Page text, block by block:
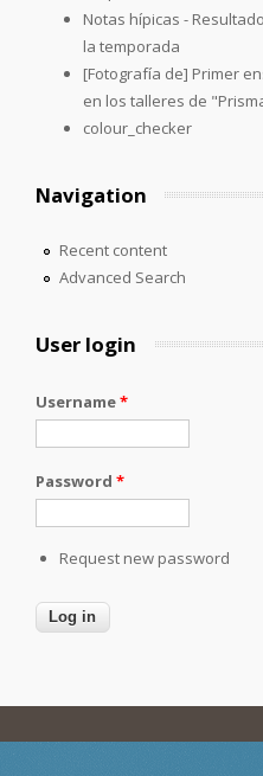
Notas hípicas -
la temporada
[Fotografía de] Primer
en los talleres de
colour_checker
Navigation
Recent content
Advanced Search
User login
Username*
Password *
Request new password